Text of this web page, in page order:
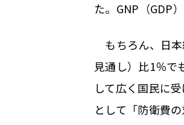
た。GNP（GDP
もちろん、日本
見通し）比1％で
して広く国民に
として「防衛費